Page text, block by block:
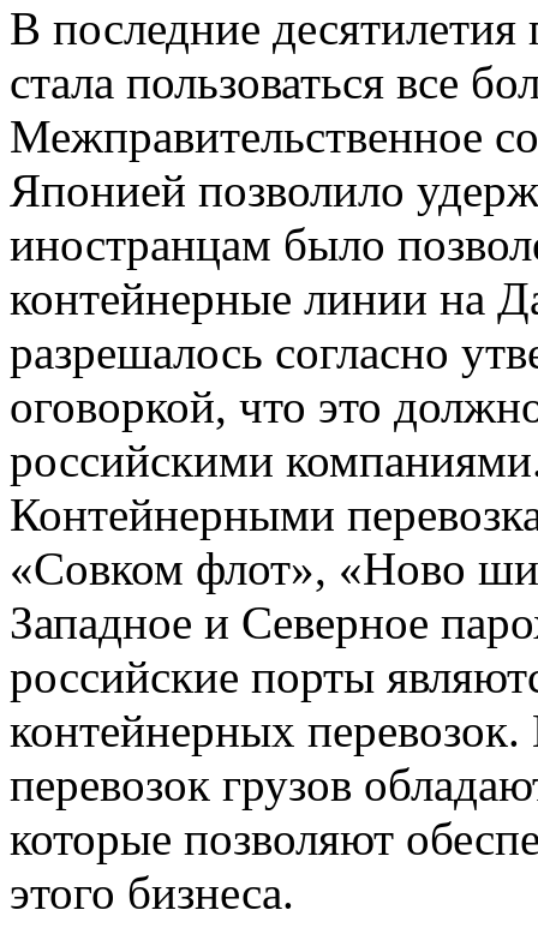
В последние десятилетия
стала пользоваться все
Межправительственное
Японией позволило
иностранцам было
контейнерные линии на
разрешалось согласно
оговоркой, что это
российскими
Контейнерными
«Совком флот», «Ново
Западное и Северное
российские порты
контейнерных
перевозок грузов
которые позволяют
этого бизнеса.